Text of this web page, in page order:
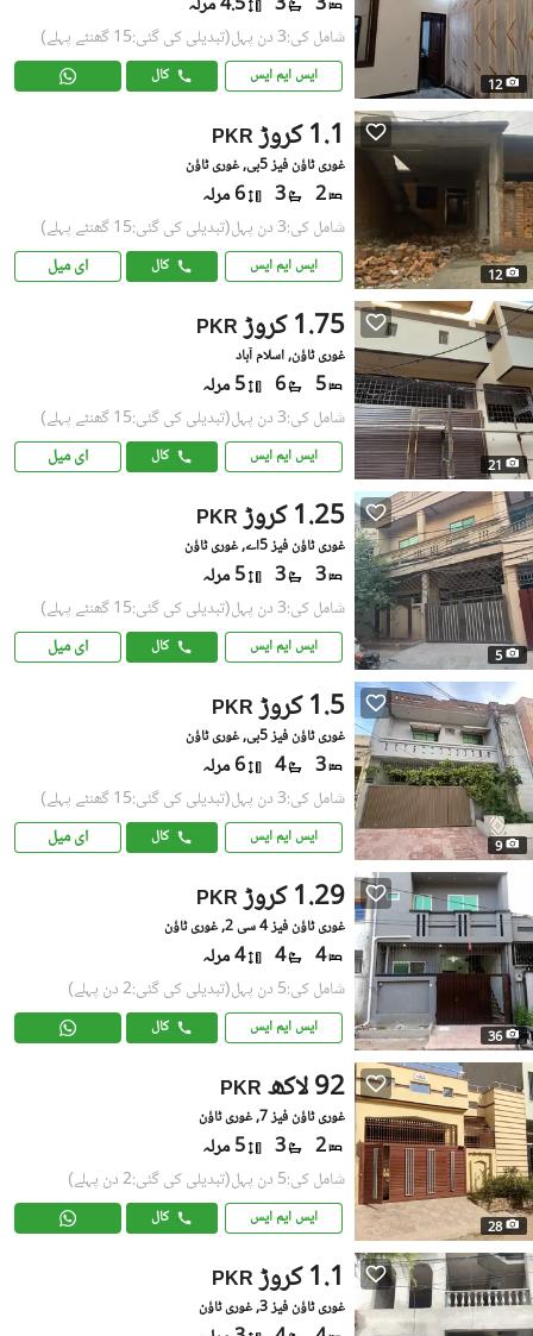
12
شامل کی:3 دن پہل (تبدیلی کی گئی:15 گھنٹے پہلے)
ایس ایم ایس کال
12
PKR 1.1 کروڑ
غوری ٹاؤن فیز 5بی, غوری ٹاؤن
2
3 6 مرلہ
شامل کی:3 دن پہل (تبدیلی کی گئی:15 گھنٹے پہلے)
ایس ایم ایس کال ای میل
21
PKR 1.75 کروڑ
غوری ٹاؤن, اسلام آباد
5
6 5 مرلہ
شامل کی:3 دن پہل (تبدیلی کی گئی:15 گھنٹے پہلے)
ایس ایم ایس کال ای میل
5
PKR 1.25 کروڑ
غوری ٹاؤن فیز 5اے, غوری ٹاؤن
3
3 5 مرلہ
شامل کی:3 دن پہل (تبدیلی کی گئی:15 گھنٹے پہلے)
ایس ایم ایس کال ای میل
9
PKR 1.5 کروڑ
غوری ٹاؤن فیز 5بی, غوری ٹاؤن
3
4 6 مرلہ
شامل کی:3 دن پہل (تبدیلی کی گئی:15 گھنٹے پہلے)
ایس ایم ایس کال ای میل
36
PKR 1.29 کروڑ
غوری ٹاؤن فیز 4 سی 2, غوری ٹاؤن
4
4 4 مرلہ
شامل کی:5 دن پہل (تبدیلی کی گئی:2 دن پہلے)
ایس ایم ایس کال
28
PKR 92 لاکھ
غوری ٹاؤن فیز 7, غوری ٹاؤن
2
3 5 مرلہ
شامل کی:5 دن پہل (تبدیلی کی گئی:2 دن پہلے)
ایس ایم ایس کال
PKR 1.1 کروڑ
غوری ٹاؤن فیز 3, غوری ٹاؤن